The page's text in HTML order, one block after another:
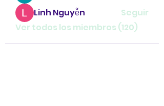
Linh Nguyễn
Seguir
Ver todos los miembros (120)